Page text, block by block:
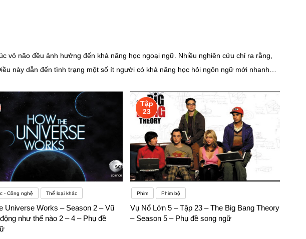
não đều ảnh hưởng đến khả năng học ngoại ngữ. Nhiều nghiên cứu chỉ ra rằng,
này dẫn đến tình trạng một số ít người có khả năng học hỏi ngôn ngữ mới nhanh
mục tiêu. Đối với mục tiêu hàng ngày của bạn, những phần thưởng nhỏ như một
ngày càng lớn, chẳng hạn như một chuyến du lịch.Tiếng Anh được nhận xét là
nghĩa, tiếng lóng… Mỗi từ vựng lại có cách sử dụng riêng, không phải hoàn cảnh
khác biệt lớn nhất khi học ngành ngôn ngữ Anh so với học tiếng Anh đó chính
tiếng Anh, bên cạnh đó các bạn cũng sẽ được cung cấp kiến thức, rèn luyện biên
ngành kinh tế, văn hóa, chính trị, xã hội,… trang bị kiến thức bổ trợ về kinh tế, tài
bạn ghi điểm đối với các nhà tuyển dụng sau khi hoàn thành khóa học
- Công nghệ Thể loại khác
Universe Works – Season 2 – Vũ
như thế nào 2 – 4 – Phụ đề
Tập
23
Phim Phim bộ
Vụ Nổ Lớn 5 – Tập 23 – The Big Bang Theory
– Season 5 – Phụ đề song ngữ